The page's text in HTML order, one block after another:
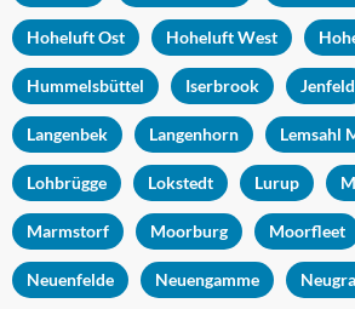
Hoheluft Ost Hoheluft West
Hummelsbüttel Iserbrook Jenfeld
Langenbek Langenhorn Lemsahl
Lohbrügge Lokstedt Lurup
Marmstorf Moorburg Moorfleet
Neuenfelde Neuengamme